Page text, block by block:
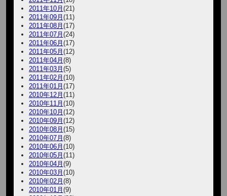
2011年10月(21)
2011年09月(11)
2011年08月(17)
2011年07月(24)
2011年06月(17)
2011年05月(12)
2011年04月(8)
2011年03月(5)
2011年02月(10)
2011年01月(17)
2010年12月(11)
2010年11月(10)
2010年10月(12)
2010年09月(12)
2010年08月(15)
2010年07月(8)
2010年06月(10)
2010年05月(11)
2010年04月(9)
2010年03月(10)
2010年02月(8)
2010年01月(9)